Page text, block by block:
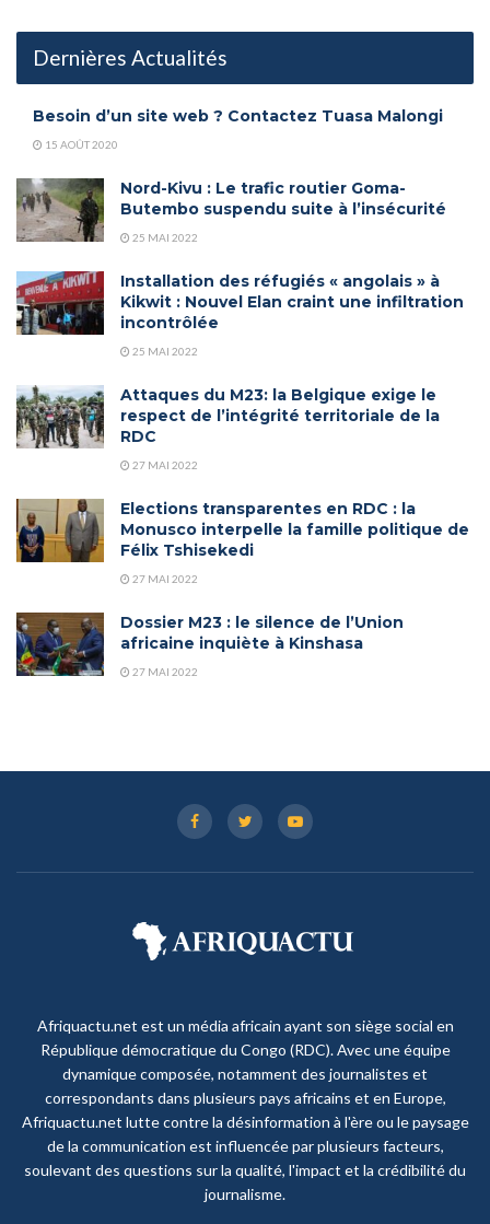
Dernières Actualités
Besoin d’un site web ? Contactez Tuasa Malongi
15 AOÛT 2020
Nord-Kivu : Le trafic routier Goma-
Butembo suspendu suite à l’insécurité
25 MAI 2022
Installation des réfugiés « angolais » à
Kikwit : Nouvel Elan craint une infiltration
incontrôlée
25 MAI 2022
Attaques du M23: la Belgique exige le
respect de l’intégrité territoriale de la
RDC
27 MAI 2022
Elections transparentes en RDC : la
Monusco interpelle la famille politique de
Félix Tshisekedi
27 MAI 2022
Dossier M23 : le silence de l’Union
africaine inquiète à Kinshasa
27 MAI 2022
Afriquactu.net est un média africain ayant son siège social en
République démocratique du Congo (RDC). Avec une équipe
dynamique composée, notamment des journalistes et
correspondants dans plusieurs pays africains et en Europe,
Afriquactu.net lutte contre la désinformation à l'ère ou le paysage
de la communication est influencée par plusieurs facteurs,
soulevant des questions sur la qualité, l'impact et la crédibilité du
journalisme.